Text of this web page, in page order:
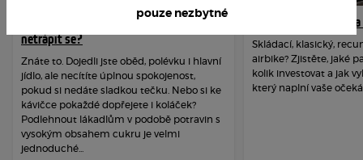
Jak překonat závislost na cukru a
netrápit se?
Znáte to. Dojedli jste oběd, polévku i hlavní
jídlo, ale necítíte úplnou spokojenost,
pokud si nedáte sladkou tečku. Nebo si ke
kávičce pokaždé dopřejete i koláček?
Podlehnout lákadlům v podobě potravin s
vysokým obsahem cukru je velmi
jednoduché...
Jak vybrat rotoped
Skládací, klasický,
airbike? Zjistěte, jaké
kolik investovat a jak
který naplní vaše
pouze nezbytné